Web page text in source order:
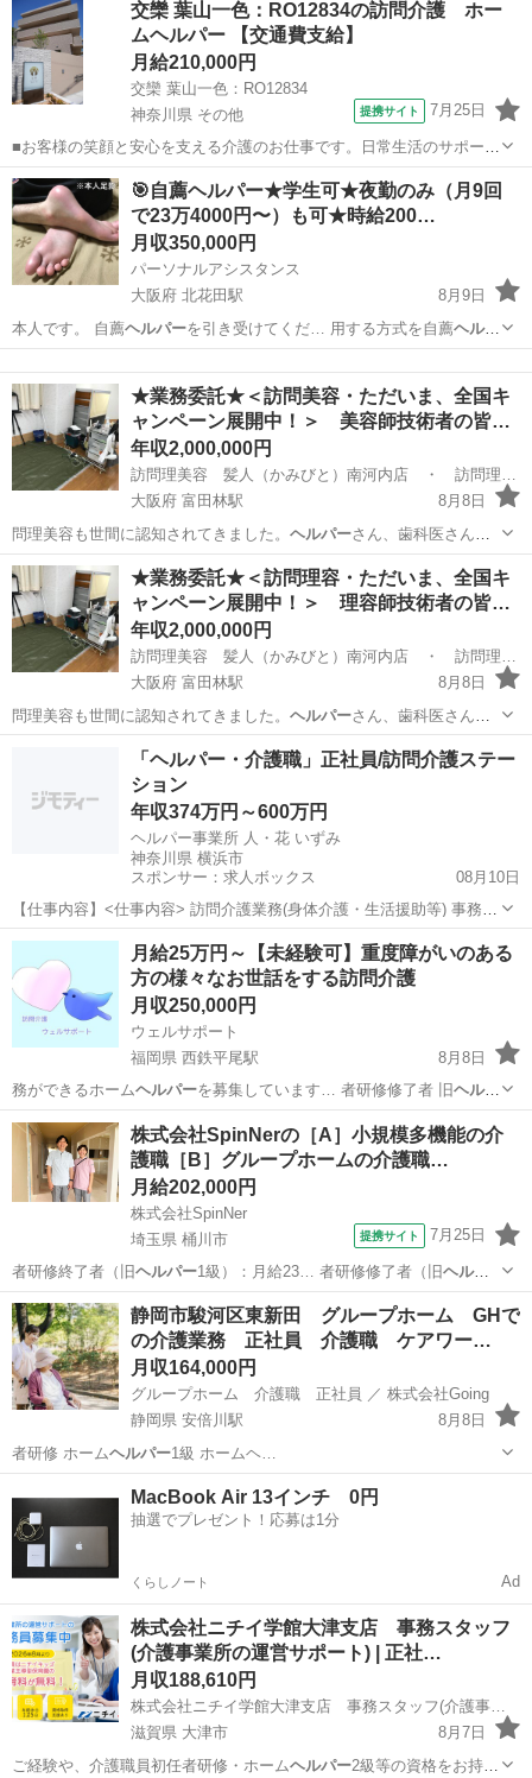
交欒 葉山一色：RO12834の訪問介護 ホー
ムヘルパー 【交通費支給】
月給210,000円
交欒 葉山一色：RO12834
神奈川県 その他
提携サイト 7月25日
■お客様の笑顔と安心を支える介護のお仕事です。日常生活のサポート
や身体介助（食事・入浴・排せつ・移乗など）をはじめ、レクリエー
ションの企画・実施、ご利用報告などの書類作成、送迎業務など幅広
い業務を担当。チームで協力しながら、...
神奈川 その他 ホームヘルパー
🎯自薦ヘルパー★学生可★夜勤のみ（月9回
で23万4000円〜）も可★時給200…
月収350,000円
パーソナルアシスタンス
大阪府 北花田駅
8月9日
本人です。 自薦ヘルパーを引き受けてくだ… 用する方式を自薦ヘルパ
ー方式、その介助者… を自薦ヘルパーと言います。 支… スの重度訪
問介護ヘルパーとしての支援とな… 容：重度訪問介護ヘルパーとして
の支援（身… 属の重度訪問介...★業務委託★＜訪問美容・ただいま、全国キ
ャンペーン展開中！＞ 美容師技術者の皆…
年収2,000,000円
訪問理美容 髪人（かみびと）南河内店 ・ 訪問理美容 カットショップナカ
大阪府 富田林駅
8月8日
問理美容も世間に認知されてきました。 ヘルパーさん、歯科医さん、
マッサージ業者さん…
大阪 南河内郡 富田林駅 美容師 業務委託
★業務委託★＜訪問理容・ただいま、全国キ
ャンペーン展開中！＞ 理容師技術者の皆…
年収2,000,000円
訪問理美容 髪人（かみびと）南河内店 ・ 訪問理美容 カットショップナカ
大阪府 富田林駅
8月8日
問理美容も世間に認知されてきました。 ヘルパーさん、歯科医さん、
マッサージ業者さん…
南河内郡 富田林駅 理容師 業務委託
「ヘルパー・介護職」正社員/訪問介護ステー
ション
年収374万円～600万円
ヘルパー事業所 人・花 いずみ
神奈川県 横浜市
スポンサー：求人ボックス
08月10日
【仕事内容】<仕事内容> 訪問介護業務(身体介護・生活援助等) 事務作
業等はありません。訪問介護業務となります 1日の訪問件数は5件～6
件となります。 <生活援助> 日常生活上の家事援助のお手伝いをさせ
て頂きます。 <調理> 一般...
正社員
月給25万円～【未経験可】重度障がいのある
方の様々なお世話をする訪問介護
月収250,000円
ウェルサポート
福岡県 西鉄平尾駅
8月8日
務ができるホームヘルパーを募集しています… 者研修修了者 旧ヘルパ
ー
2級です。 ・…
福岡 福岡市 西鉄平尾駅 ヘルパー
株式会社SpinNerの［A］小規模多機能の介
護職［B］グループホームの介護職…
月給202,000円
株式会社SpinNer
埼玉県 桶川市
提携サイト 7月25日
者研修終了者（旧ヘルパー1級）：月給23… 者研修修了者（旧ヘルパ
ー2級）：月給21…
埼玉 桶川市 ホームヘルパー
静岡市駿河区東新田 グループホーム GHで
の介護業務 正社員 介護職 ケアワー…
月収164,000円
グループホーム 介護職 正社員 ／ 株式会社Going
静岡県 安倍川駅
8月8日
者研修 ホームヘルパー1級 ホームヘ…
介護福祉士 業務
MacBook Air 13インチ 0円
抽選でプレゼント！応募は1分
くらしノート Ad
株式会社ニチイ学館大津支店 事務スタッフ
(介護事業所の運営サポート) | 正社…
月収188,610円
株式会社ニチイ学館大津支店 事務スタッフ(介護事業所の運営サポート) | 正社員 | 未経験 ･ 無資格OK
滋賀県 大津市
8月7日
ご経験や、介護職員初任者研修・ホームヘルパー2級等の資格をお持ち